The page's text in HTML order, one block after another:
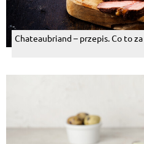
Elzbieta Kazimierczuk,
Wyglada ,smakowicie,,,ale
wiadomo,,,ha,ha,,,
Chateaubriand – przepis. Co to